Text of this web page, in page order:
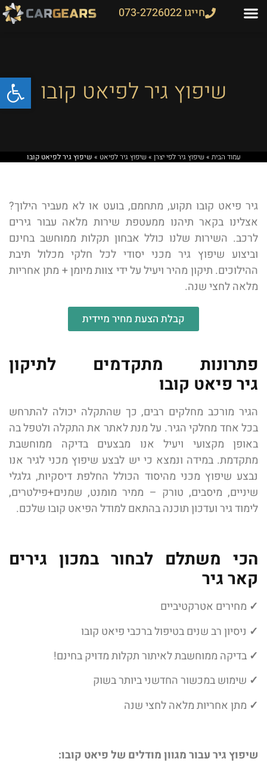
חייגו 073-2726022
שיפוץ גיר לפיאט קובו
עמוד הבית »שיפוץ גיר לפי יצרן »שיפוץ גיר לפיאט » שיפוץ גיר לפיאט קובו
גיר פיאט קובו תקוע, מתחמם, בועט או לא מעביר הילוך?
אצלינו בקאר תיהנו ממעטפת שירות מלאה עבור גירים
לרכב. השירות שלנו כולל אבחון תקלות ממוחשב בחינם
וביצוע שיפוץ גיר מכני יסודי לכל חלקי מכלול תיבת
ההילוכים. תיקון מהיר ויעיל על ידי צוות מיומן + מתן אחריות
מלאה לחצי שנה.
קבלת הצעת מחיר מיידית
פתרונות מתקדמים לתיקון
גיר פיאט קובו
הגיר מורכב מחלקים רבים, כך שהתקלה יכולה להתרחש
בכל אחד מחלקי הגיר. על מנת לאתר את התקלה ולטפל בה
באופן מקצועי ויעיל אנו מבצעים בדיקה ממוחשבת
מתקדמת. במידה ונמצא כי יש לבצע שיפוץ מכני לגיר אנו
נבצע שיפוץ מכני מהיסוד הכולל החלפת דיסקיות, גלגלי
שיניים, מיסבים, טורק – ממיר מומנט, שמנים+פילטרים,
לימוד גיר ועדכון תוכנה בהתאם למודל הפיאט קובו שלכם.
הכי משתלם לבחור במכון גירים
קאר גיר
✓ מחירים אטרקטיביים
✓ ניסיון רב שנים בטיפול ברכבי פיאט קובו
✓ בדיקה ממוחשבת לאיתור תקלות מדויק בחינם!
✓ שימוש במכשור החדשני ביותר בשוק
✓ מתן אחריות מלאה לחצי שנה
שיפוץ גיר עבור מגוון מודלים של פיאט קובו: